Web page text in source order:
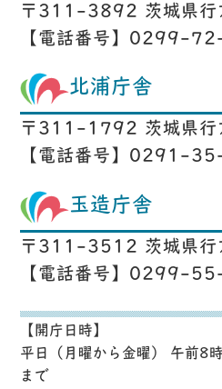
〒311-3892 茨城県
【電話番号】0299-
北浦庁舎
〒311-1792 茨城県
【電話番号】0291-
玉造庁舎
〒311-3512 茨城県行
【電話番号】0299-
【開庁日時】
平日（月曜から金曜） 午前8
まで